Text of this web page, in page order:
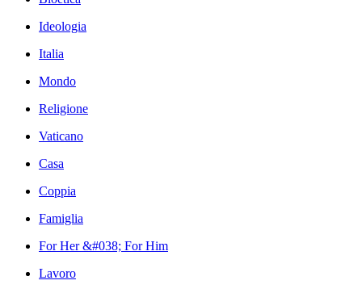
Ideologia
Italia
Mondo
Religione
Vaticano
Casa
Coppia
Famiglia
For Her &#038; For Him
Lavoro